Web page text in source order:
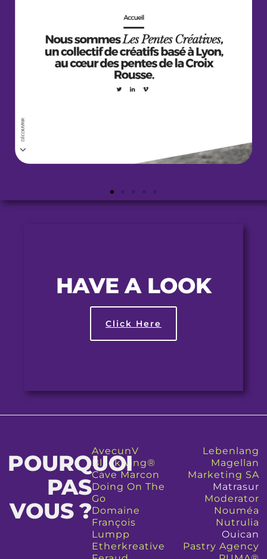
HAVE A LOOK
Click Here
AvecunV
Blackwing®
Cave Marcon
Doing On The
Go
Domaine
François
Lumpp
Etherkreative
Lebenlang
Magellan
Marketing SA
Matrasur
Moderator
Nouméa
Nutrulia
Ouican
Pastry Agency
POURQUOI
PAS
VOUS ?